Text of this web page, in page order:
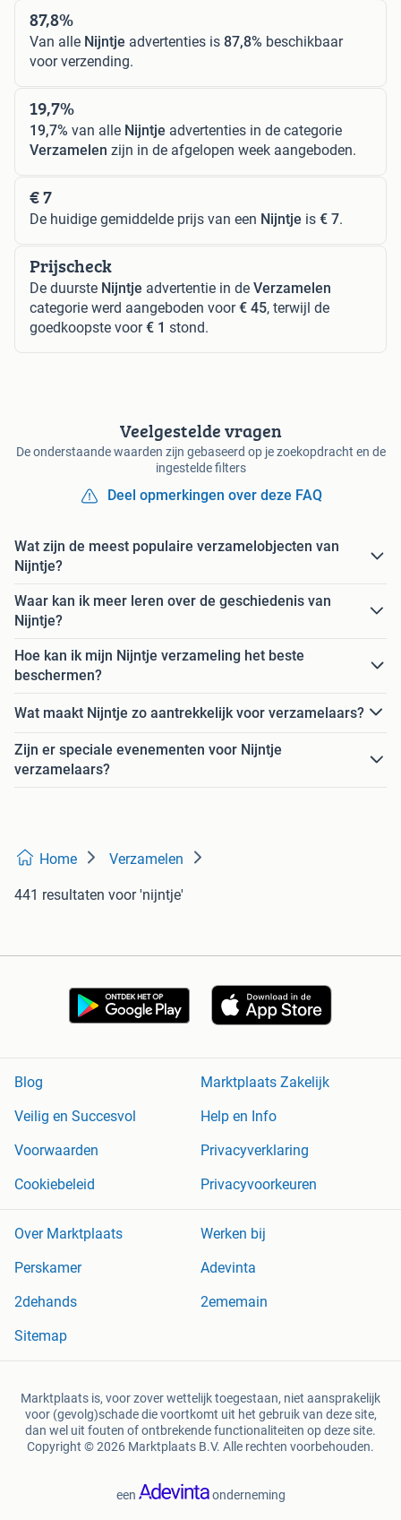
87,8%
Van alle Nijntje advertenties is 87,8% beschikbaar
voor verzending.
19,7%
19,7% van alle Nijntje advertenties in de categorie
Verzamelen zijn in de afgelopen week aangeboden.
€ 7
De huidige gemiddelde prijs van een Nijntje is € 7.
Prijscheck
De duurste Nijntje advertentie in de Verzamelen
categorie werd aangeboden voor€ 45, terwijl de
goedkoopste voor€ 1 stond.
Veelgestelde vragen
De onderstaande waarden zijn gebaseerd op je zoekopdracht en de
ingestelde filters
Deel opmerkingen over deze FAQ
Wat zijn de meest populaire verzamelobjecten van
Nijntje?
Waar kan ik meer leren over de geschiedenis van
Nijntje?
Hoe kan ik mijn Nijntje verzameling het beste
beschermen?
Wat maakt Nijntje zo aantrekkelijk voor verzamelaars?
Zijn er speciale evenementen voor Nijntje
verzamelaars?
Home Verzamelen
441 resultaten voor 'nijntje'
Blog
Marktplaats Zakelijk
Veilig en Succesvol
Help en Info
Voorwaarden
Privacyverklaring
Cookiebeleid
Privacyvoorkeuren
Over Marktplaats
Werken bij
Perskamer
Adevinta
2dehands
2ememain
Sitemap
Marktplaats is, voor zover wettelijk toegestaan, niet aansprakelijk
voor (gevolg)schade die voortkomt uit het gebruik van deze site,
dan wel uit fouten of ontbrekende functionaliteiten op deze site.
Copyright © 2026 Marktplaats B.V. Alle rechten voorbehouden.
een onderneming